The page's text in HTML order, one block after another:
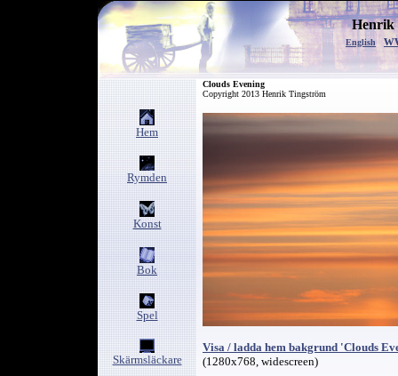
Henrik
English
Hem
Rymden
Konst
Bok
Spel
Skärmsläckare
Clouds Evening
Copyright 2013 Henrik Tingström
Visa / ladda hem bakgrund 'Clouds
(1280x768, widescreen)